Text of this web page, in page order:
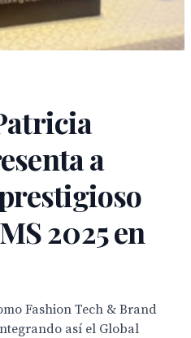
a
2025 en
Fashion Tech & Brand
así el Global